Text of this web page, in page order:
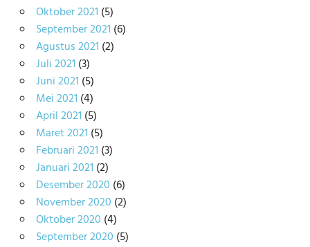
Oktober 2021 (5)
September 2021 (6)
Agustus 2021 (2)
Juli 2021 (3)
Juni 2021 (5)
Mei 2021 (4)
April 2021 (5)
Maret 2021 (5)
Februari 2021 (3)
Januari 2021 (2)
Desember 2020 (6)
November 2020 (2)
Oktober 2020 (4)
September 2020 (5)